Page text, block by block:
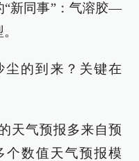
“新同事”：气溶胶—
尘的到来？关键在
天气预报多来自预
个数值天气预报模